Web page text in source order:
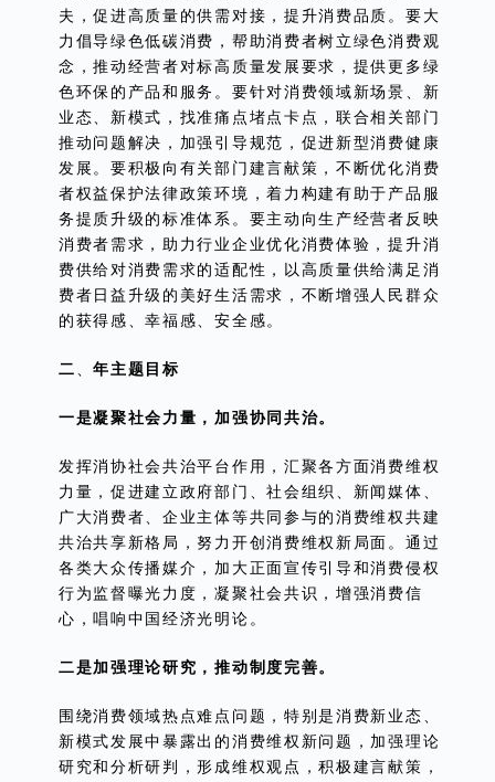
夫，促进高质量的供需对接，提升消费品质。要大
力倡导绿色低碳消费，帮助消费者树立绿色消费观
念，推动经营者对标高质量发展要求，提供更多绿
色环保的产品和服务。要针对消费领域新场景、新
业态、新模式，找准痛点堵点卡点，联合相关部门
推动问题解决，加强引导规范，促进新型消费健康
发展。要积极向有关部门建言献策，不断优化消费
者权益保护法律政策环境，着力构建有助于产品服
务提质升级的标准体系。要主动向生产经营者反映
消费者需求，助力行业企业优化消费体验，提升消
费供给对消费需求的适配性，以高质量供给满足消
费者日益升级的美好生活需求，不断增强人民群众
的获得感、幸福感、安全感。
二 、年主题目标
一是凝聚社会力量，加强协同共治。
发挥消协社会共治平台作用，汇聚各方面消费维权
力量，促进建立政府部门、社会组织、新闻媒体、
广大消费者、企业主体等共同参与的消费维权共建
共治共享新格局，努力开创消费维权新局面。通过
各类大众传播媒介，加大正面宣传引导和消费侵权
行为监督曝光力度，凝聚社会共识，增强消费信
心，唱响中国经济光明论。
二是加强理论研究，推动制度完善。
围绕消费领域热点难点问题，特别是消费新业态、
新模式发展中暴露出的消费维权新问题，加强理论
研究和分析研判，形成维权观点，积极建言献策，